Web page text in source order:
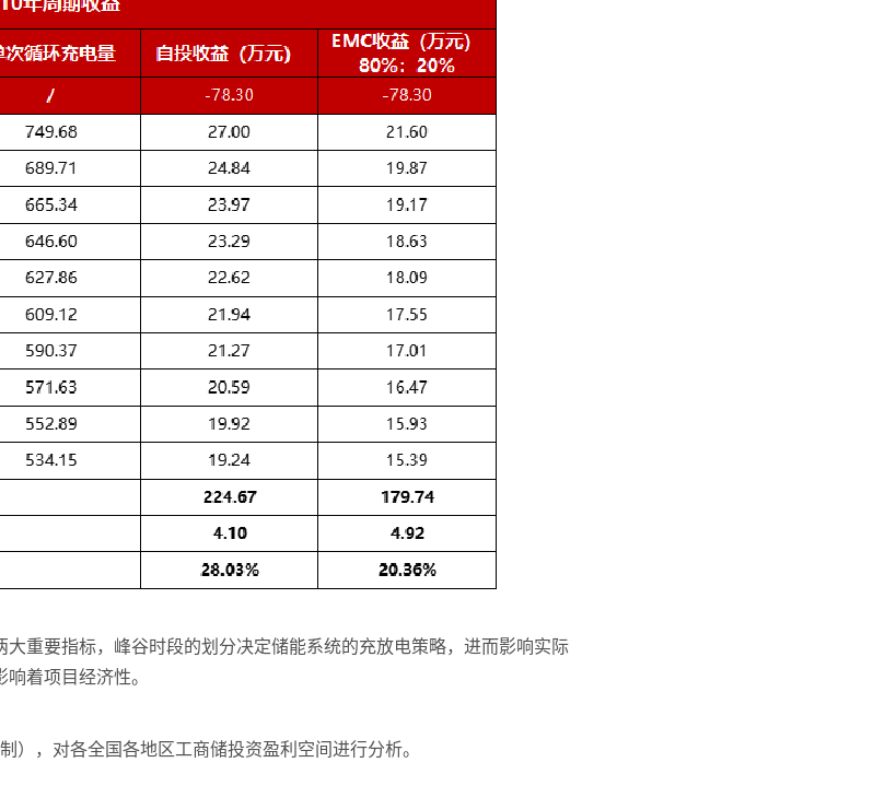
重要指标，峰谷时段的划分决定储能系统的充放电策略，进而影响实际
着项目经济性。
，对各全国各地区工商储投资盈利空间进行分析。